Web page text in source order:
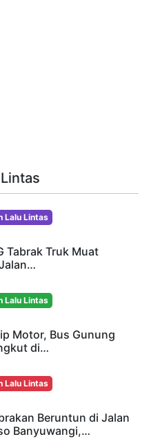
Lalu Lintas
Tabrak Truk Muat
Lalu Lintas
Motor, Bus Gunung
di…
Lalu Lintas
Beruntun di Jalan
Banyuwangi,…